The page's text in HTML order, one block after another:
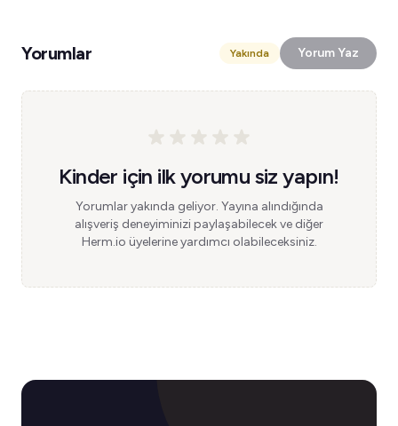
Yorumlar Yakında Yorum Yaz
Kinder için ilk yorumu siz yapın!
Yorumlar yakında geliyor. Yayına alındığında
alışveriş deneyiminizi paylaşabilecek ve diğer
Herm.io üyelerine yardımcı olabileceksiniz.